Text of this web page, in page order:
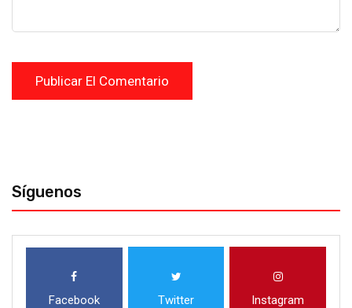
Síguenos
Facebook Twitter Instagram